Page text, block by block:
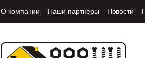
О компании Наши партнеры Новости